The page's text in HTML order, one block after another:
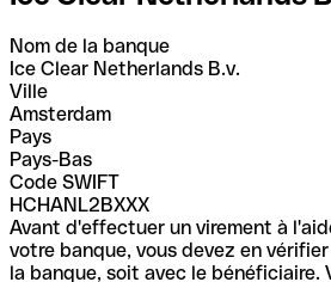
Nom de la banque
Ice Clear Netherlands B.v.
Ville
Amsterdam
Pays
Pays-Bas
Code SWIFT
HCHANL2BXXX
Avant d'effectuer un virement à
votre banque, vous devez en
la banque, soit avec le bénéficiaire.